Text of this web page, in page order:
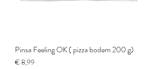
Pinsa Feeling OK ( pizza bodem 200 g)
Prijs
€ 8,99